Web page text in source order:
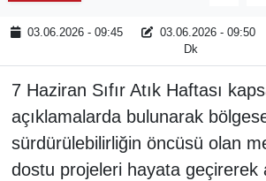
03.06.2026 - 09:45 03.06.2026 - 09:50
Dk
7 Haziran Sıfır Atık Haftası
açıklamalarda bulunarak
sürdürülebilirliğin öncüsü olan
dostu projeleri hayata geçirerek